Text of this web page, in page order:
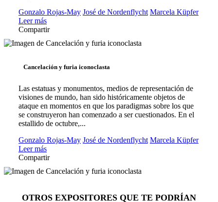
Gonzalo Rojas-May José de Nordenflycht Marcela Küpfer
Leer más
Compartir
Cancelación y furia iconoclasta
Las estatuas y monumentos, medios de representación de
visiones de mundo, han sido históricamente objetos de
ataque en momentos en que los paradigmas sobre los que
se construyeron han comenzado a ser cuestionados. En el
estallido de octubre,...
Gonzalo Rojas-May José de Nordenflycht Marcela Küpfer
Leer más
Compartir
OTROS EXPOSITORES QUE TE PODRÍAN